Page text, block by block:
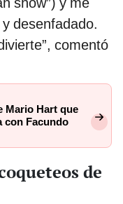
desenfadado.
comentó
Mario Hart que
con Facundo
de